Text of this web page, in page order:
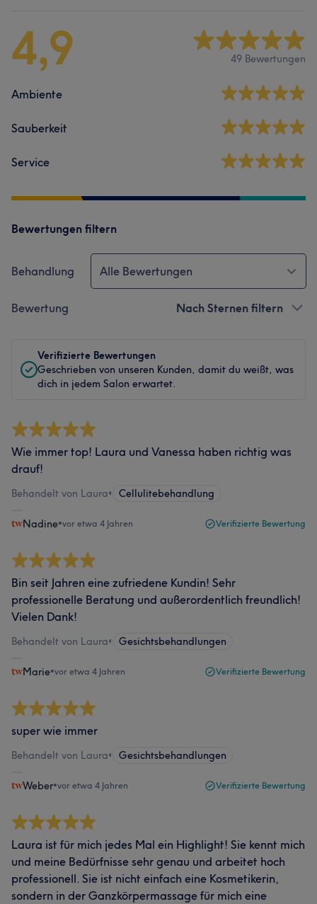
4,9 49 Bewertungen
Ambiente
Sauberkeit
Service
Bewertungen filtern
Behandlung Alle Bewertungen
Bewertung Nach Sternen filtern
Verifizierte Bewertungen
Geschrieben von unseren Kunden, damit du weißt, was
dich in jedem Salon erwartet.
Wie immer top! Laura und Vanessa haben richtig was
drauf!
Behandelt von Laura• Cellulitebehandlung
Nadine•vor etwa 4 Jahren Verifizierte Bewertung
Bin seit Jahren eine zufriedene Kundin! Sehr
professionelle Beratung und außerordentlich freundlich!
Vielen Dank!
Behandelt von Laura• Gesichtsbehandlungen
Marie•vor etwa 4 Jahren Verifizierte Bewertung
super wie immer
Behandelt von Laura• Gesichtsbehandlungen
Weber•vor etwa 4 Jahren Verifizierte Bewertung
Laura ist für mich jedes Mal ein Highlight! Sie kennt mich
und meine Bedürfnisse sehr genau und arbeitet hoch
professionell. Sie ist nicht einfach eine Kosmetikerin,
sondern in der Ganzkörpermassage für mich eine